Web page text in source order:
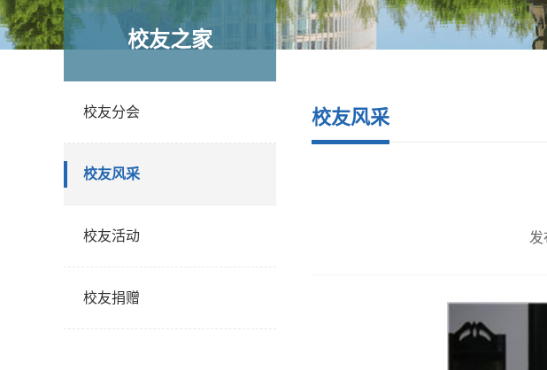
校友之家
校友分会
校友风采
校友活动
校友捐赠
校友风采
发